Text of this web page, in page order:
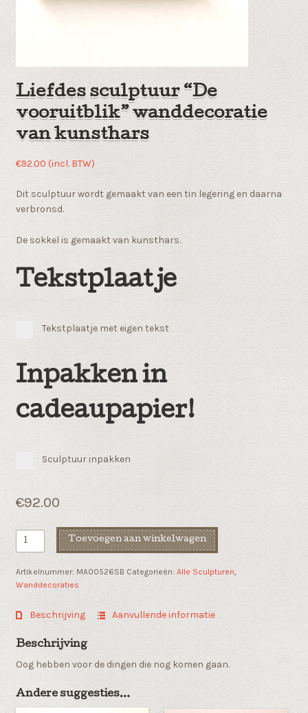
Liefdes sculptuur “De
vooruitblik” wanddecoratie
van kunsthars
€92.00 (incl. BTW)
Dit sculptuur wordt gemaakt van een tin legering en daarna
verbronsd.
De sokkel is gemaakt van kunsthars.
Tekstplaatje
Tekstplaatje met eigen tekst
Inpakken in
cadeaupapier!
Sculptuur inpakken
€92.00
Liefdes
sculptuur
"De
vooruitblik"
van
aantal
Toevoegen aan winkelwagen
Artikelnummer: MA00526SB Categorieën: Alle Sculpturen,
Wanddecoraties
Beschrijving Aanvullende informatie
Beschrijving
Oog hebben voor de dingen die nog komen gaan.
Andere suggesties…